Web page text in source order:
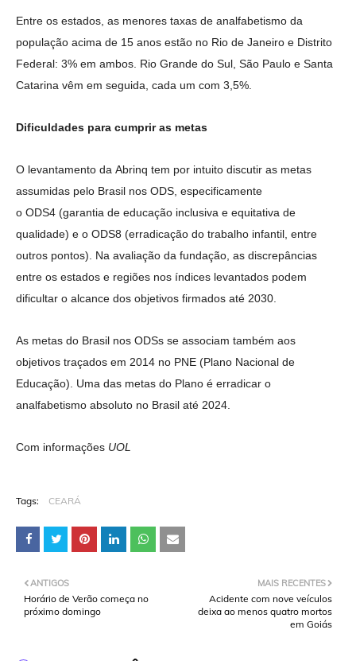
Entre os estados, as menores taxas de analfabetismo da
população acima de 15 anos estão no Rio de Janeiro e Distrito
Federal: 3% em ambos. Rio Grande do Sul, São Paulo e Santa
Catarina vêm em seguida, cada um com 3,5%.
Dificuldades para cumprir as metas
O levantamento da Abrinq tem por intuito discutir as metas
assumidas pelo Brasil nos ODS, especificamente
o ODS4 (garantia de educação inclusiva e equitativa de
qualidade) e o ODS8 (erradicação do trabalho infantil, entre
outros pontos). Na avaliação da fundação, as discrepâncias
entre os estados e regiões nos índices levantados podem
dificultar o alcance dos objetivos firmados até 2030.
As metas do Brasil nos ODSs se associam também aos
objetivos traçados em 2014 no PNE (Plano Nacional de
Educação). Uma das metas do Plano é erradicar o
analfabetismo absoluto no Brasil até 2024.
Com informações UOL
Tags: CEARÁ
MAIS RECENTES
Acidente com nove veículos
deixa ao menos quatro mortos
em Goiás
ANTIGOS
Horário de Verão começa no
próximo domingo